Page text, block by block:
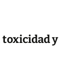
toxicidad y